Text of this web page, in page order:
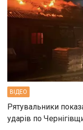
ВIДЕО
Рятувальники
ударів по